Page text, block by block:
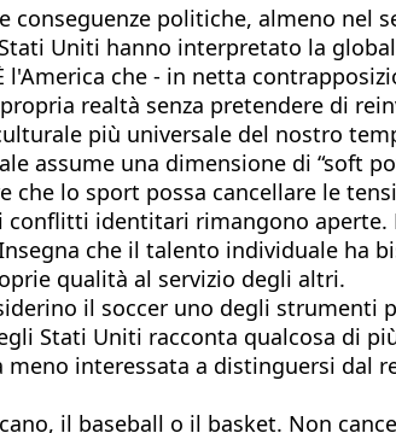
conseguenze politiche, almeno
Uniti hanno interpretato la
l'America che - in netta
realtà senza pretendere di
più universale del nostro
assume una dimensione di “soft
che lo sport possa cancellare le
conflitti identitari rimangono
che il talento individuale ha
qualità al servizio degli altri.
il soccer uno degli
Stati Uniti racconta qualcosa di
interessata a distinguersi
il baseball o il basket. Non